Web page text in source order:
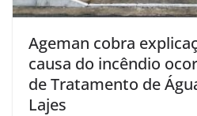
Ageman cobra
causa do incêndio
de Tratamento de
Lajes